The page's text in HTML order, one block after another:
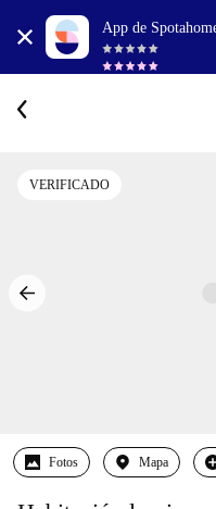
App de
VERIFICADO
Fotos Mapa